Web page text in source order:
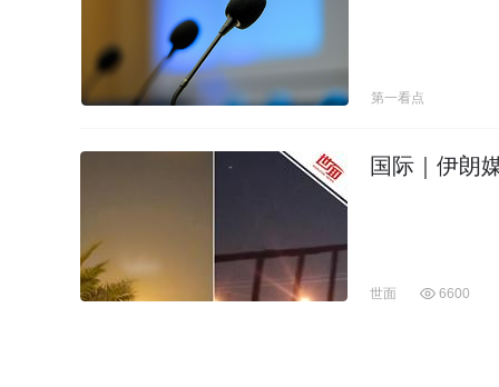
第一看点
国际｜伊朗
世面 6600